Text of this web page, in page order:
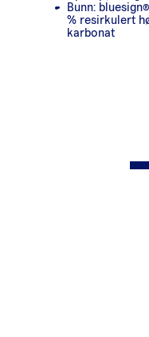
Bunn:
% resirkulert
karbonat